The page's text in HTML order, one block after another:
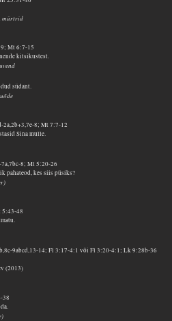
märtrid
Mt 6:7-15
kitsikustest.
südant.
2a,2b+3,7e-8; Mt 7:7-12
Sina mulle.
8; Mt 5:20-26
pahateod, kes siis püsiks?
5:43-48
9abcd,13-14; Fl 3:17-4:1 või Fl 3:20-4:1; Lk 9:28b-36
(2013)
38